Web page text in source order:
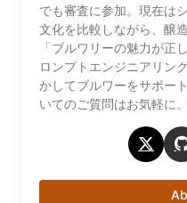
でも審査に参加。現在は
文化を比較しながら、醸
「ブルワリーの魅力が正
ロンプトエンジニアリン
かしてブルワーをサポー
いてのご質問はお気軽に